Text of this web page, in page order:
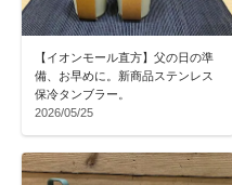
【イオンモール直方】父の日の準
備、お早めに。新商品ステンレス
保冷タンブラー。
2026/05/25